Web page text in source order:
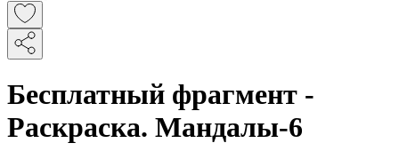
Бесплатный фрагмент -
Раскраска. Мандалы-6